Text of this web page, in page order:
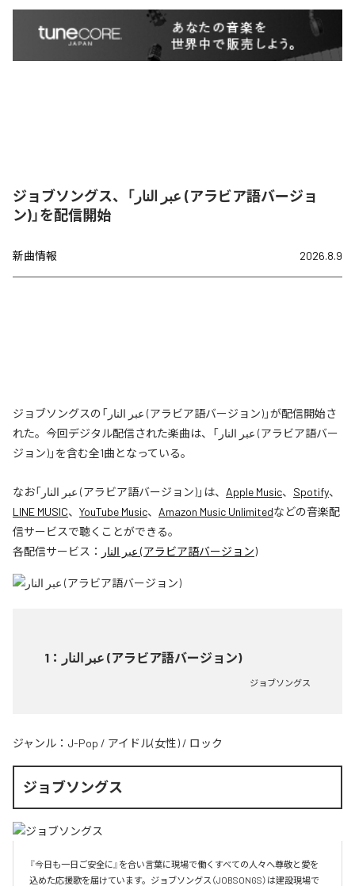
ジョブソングス、「عبر النار (アラビア語バージョ
ン)」を配信開始
新曲情報 2026.8.9
ジョブソングスの「عبر النار (アラビア語バージョン)」が配信開始さ
れた。今回デジタル配信された楽曲は、「عبر النار (アラビア語バー
ジョン)」を含む全1曲となっている。
なお「 عبر النار (アラビア語バージョン)」は、 Apple Music、 Spotify、
LINE MUSIC、 YouTube Music、 Amazon Music Unlimitedなどの音楽配
信サービスで聴くことができる。
各配信サービス：
عبر النار (アラビア語バージョン)
1 ： عبر النار (アラビア語バージョン)
ジョブソングス
ジャンル： J-Pop / アイドル(女性) / ロック
ジョブソングス
『今日も一日ご安全に』を合い言葉に現場で働くすべての人々へ尊敬と愛を
込めた応援歌を届けています。ジョブソングス（JOBSONGS）は建設現場で